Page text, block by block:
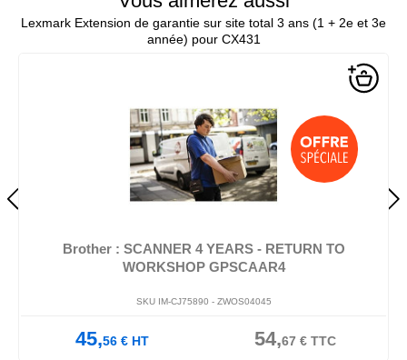
Lexmark Extension de garantie sur site total 3 ans (1 + 2e et 3e
année) pour CX431
Brother : SCANNER 4 YEARS - RETURN TO
WORKSHOP GPSCAAR4
SKU IM-CJ75890 - ZWOS04045
45,56 € HT 54,67 €TTC